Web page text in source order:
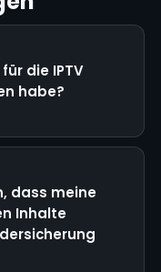
die IPTV
habe?
dass meine
Inhalte